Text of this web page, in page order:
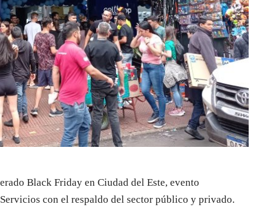
Black Friday en Ciudad del Este, evento
con el respaldo del sector público y privado.